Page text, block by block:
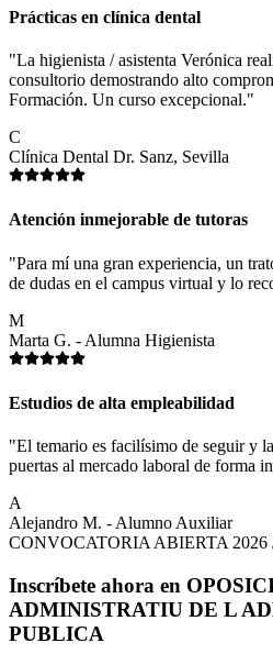
Prácticas en clínica dental
"La higienista / asistenta Verónica
consultorio demostrando alto
Formación. Un curso excepcional."
C
Clínica Dental Dr. Sanz, Sevilla
Atención inmejorable de tutoras
"Para mí una gran experiencia, un
de dudas en el campus virtual y lo
M
Marta G. - Alumna Higienista
Estudios de alta empleabilidad
"El temario es facilísimo de seguir y
puertas al mercado laboral de forma
A
Alejandro M. - Alumno Auxiliar
CONVOCATORIA ABIERTA 2026
Inscríbete ahora en
ADMINISTRATIU DE L
PUBLICA